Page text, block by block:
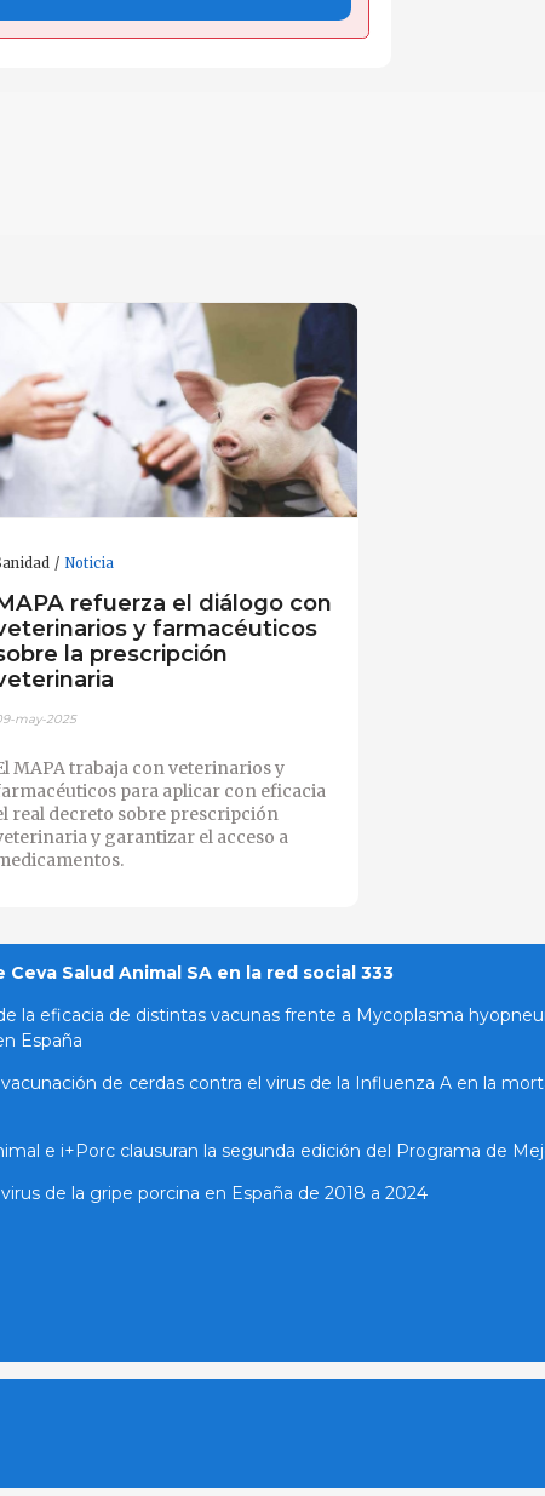
Noticia
refuerza el diálogo con
y farmacéuticos
la prescripción
may-2025
MAPA trabaja con veterinarios y
para aplicar con eficacia
real decreto sobre prescripción
y garantizar el acceso a
Salud Animal SA en la red social 333
la eficacia de distintas vacunas frente a Mycoplasma
España
de cerdas contra el virus de la Influenza A en la
e i+Porc clausuran la segunda edición del Programa de
de la gripe porcina en España de 2018 a 2024